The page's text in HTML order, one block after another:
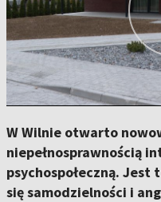
W Wilnie otwarto
niepełnosprawnością
psychospołeczną. Jest
się samodzielności i